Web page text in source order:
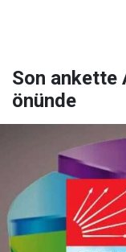
Son ankette
önünde